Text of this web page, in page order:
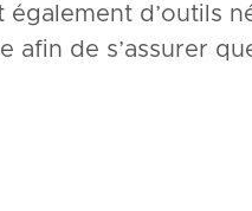
d’outils
de s’assurer